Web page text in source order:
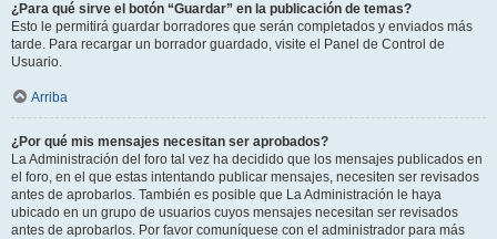
¿Para qué sirve el botón “Guardar” en la publicación de temas?
Esto le permitirá guardar borradores que serán completados y enviados más
tarde. Para recargar un borrador guardado, visite el Panel de Control de
Usuario.
Arriba
¿Por qué mis mensajes necesitan ser aprobados?
La Administración del foro tal vez ha decidido que los mensajes publicados en
el foro, en el que estas intentando publicar mensajes, necesiten ser revisados
antes de aprobarlos. También es posible que La Administración le haya
ubicado en un grupo de usuarios cuyos mensajes necesitan ser revisados
antes de aprobarlos. Por favor comuníquese con el administrador para más